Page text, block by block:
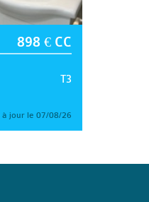
898 € CC
T3
à jour le 07/08/26